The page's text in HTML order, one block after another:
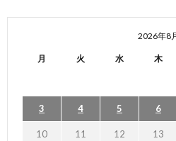
2026年8
月 火 水 木
3 4 5 6
10 11 12 13